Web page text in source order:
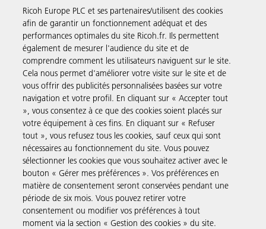
Solutions pour les entreprises
Produits et Services
Assistance & Contact
Ressources
Suivez-nous
Ricoh Europe PLC et ses partenaires/utilisent des cookies
afin de garantir un fonctionnement adéquat et des
performances optimales du site Ricoh.fr. Ils permettent
également de mesurer l'audience du site et de
comprendre comment les utilisateurs naviguent sur le site.
Cela nous permet d'améliorer votre visite sur le site et de
vous offrir des publicités personnalisées basées sur votre
navigation et votre profil. En cliquant sur « Accepter tout
», vous consentez à ce que des cookies soient placés sur
votre équipement à ces fins. En cliquant sur « Refuser
tout », vous refusez tous les cookies, sauf ceux qui sont
nécessaires au fonctionnement du site. Vous pouvez
sélectionner les cookies que vous souhaitez activer avec le
bouton « Gérer mes préférences ». Vos préférences en
matière de consentement seront conservées pendant une
période de six mois. Vous pouvez retirer votre
consentement ou modifier vos préférences à tout
moment via la section « Gestion des cookies » du site.